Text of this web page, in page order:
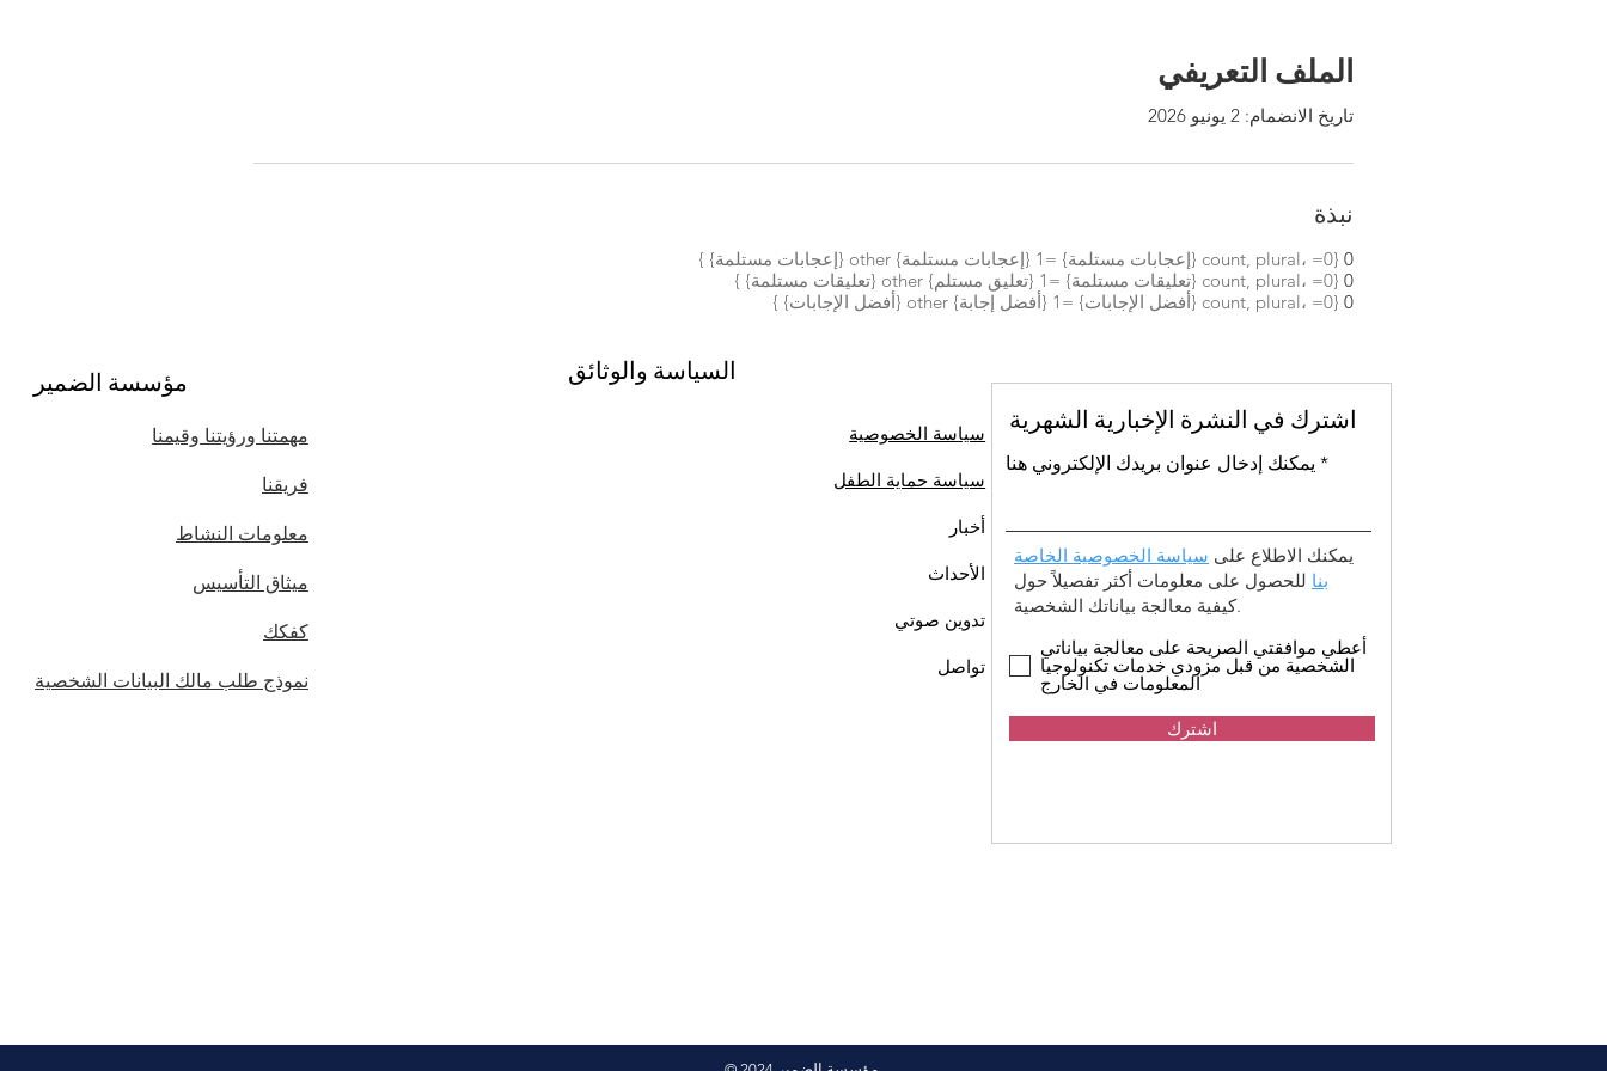
الملف التعريفي
تاريخ الانضمام: 2 يونيو 2026
نبذة
0 {count, plural، =0 {إعجابات مستلمة} =1 {إعجابات مستلمة} other {إعجابات مستلمة} }
0 {count, plural، =0 {تعليقات مستلمة} =1 {تعليق مستلم} other {تعليقات مستلمة} }
0 {count, plural، =0 {أفضل الإجابات} =1 {أفضل إجابة} other {أفضل الإجابات} }
مؤسسة الضمير
مهمتنا ورؤيتنا وقيمنا
فريقنا
معلومات النشاط
ميثاق التأسيس
كفكك
نموذج طلب مالك البيانات الشخصية
السياسة والوثائق
سياسة الخصوصية
سياسة حماية الطفل
أخبار
الأحداث
تدوين صوتي
تواصل
اشترك في النشرة الإخبارية الشهرية
يمكنك إدخال عنوان بريدك الإلكتروني هنا
يمكنك الاطلاع على سياسة الخصوصية الخاصة
بنا للحصول على معلومات أكثر تفصيلاً حول
كيفية معالجة بياناتك الشخصية.
أعطي موافقتي الصريحة على معالجة بياناتي
الشخصية من قبل مزودي خدمات تكنولوجيا
المعلومات في الخارج
اشترك